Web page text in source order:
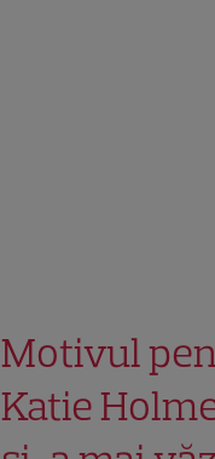
Motivul
Katie